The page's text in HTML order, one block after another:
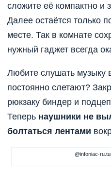
сложите её компактно и
Далее остаётся только
месте. Так в комнате
нужный гаджет всегда
Любите слушать музыку
постоянно слетают?
рюкзаку биндер и
Теперь наушники не
болтаться лентами
@infoniac-